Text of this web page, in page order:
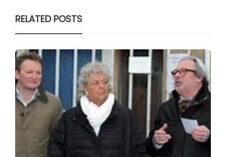
RELATED POSTS